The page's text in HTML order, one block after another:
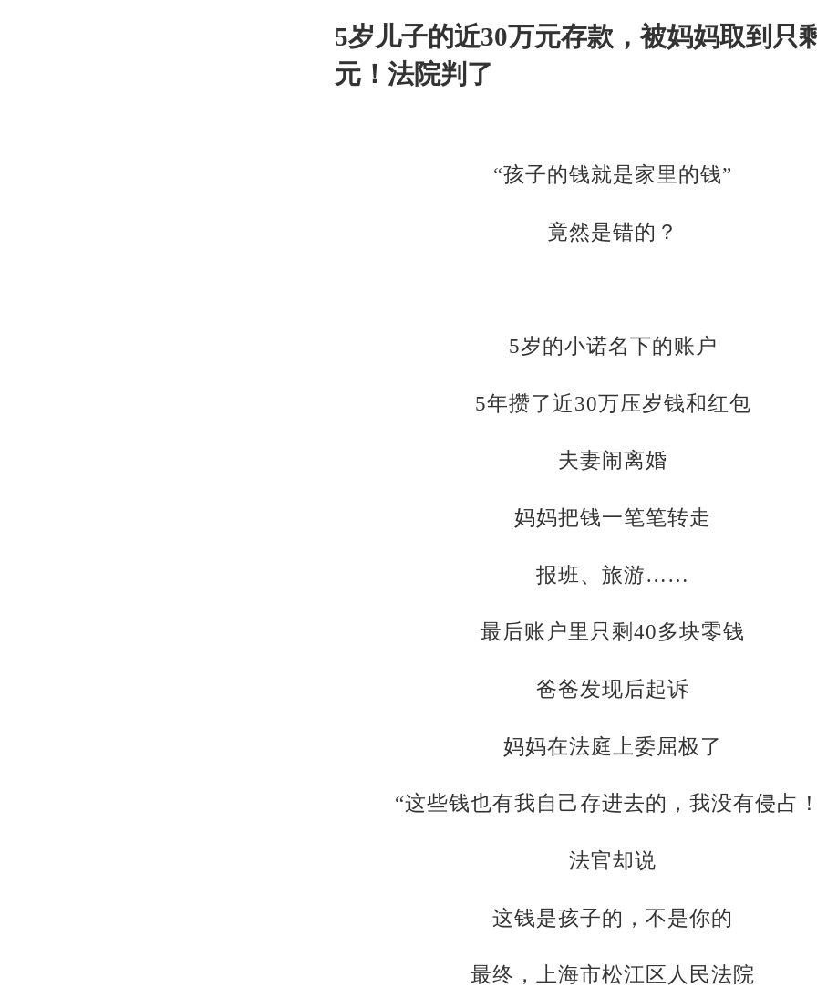
5岁儿子的近30万元存款，被妈妈取到只
元！法院判了
“孩子的钱就是家里的钱”
竟然是错的？
5岁的小诺名下的账户
5年攒了近30万压岁钱和红包
夫妻闹离婚
妈妈把钱一笔笔转走
报班、旅游……
最后账户里只剩40多块零钱
爸爸发现后起诉
妈妈在法庭上委屈极了
“这些钱也有我自己存进去的，我没有侵占
法官却说
这钱是孩子的，不是你的
最终，上海市松江区人民法院